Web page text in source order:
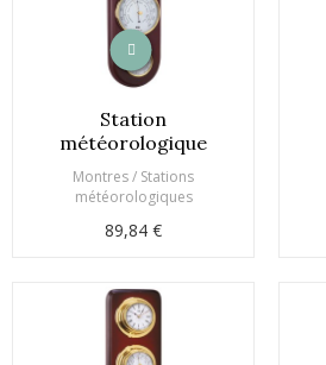
Station
météorologique
Montres / Stations
météorologiques
89,84 €